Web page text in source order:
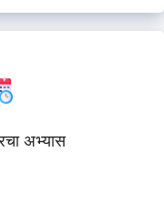
अभ्यास